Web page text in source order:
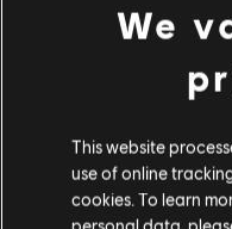
Conforme anunciado
trabalhando em um
We
This website
use of online
cookies. To learn